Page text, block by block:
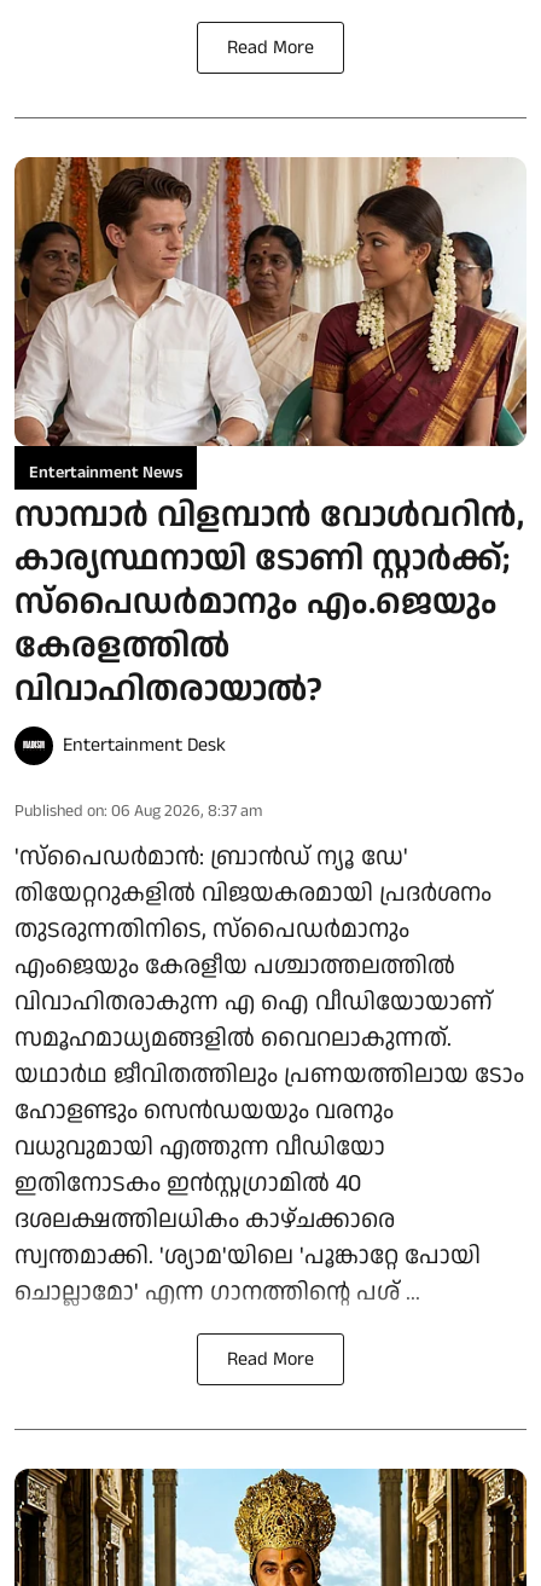
Read More
Entertainment News
സാമ്പാർ വിളമ്പാൻ വോൾവറിൻ,
കാര്യസ്ഥനായി ടോണി സ്റ്റാർക്ക്;
സ്പൈഡർമാനും എം.ജെയും
കേരളത്തിൽ
വിവാഹിതരായാൽ?
Entertainment Desk
Published on: 06 Aug 2026, 8:37 am
'സ്‌പൈഡർമാൻ: ബ്രാൻഡ് ന്യൂ ഡേ'
തിയേറ്ററുകളിൽ വിജയകരമായി പ്രദർശനം
തുടരുന്നതിനിടെ, സ്പൈഡർമാനും
എംജെയും കേരളീയ പശ്ചാത്തലത്തിൽ
വിവാഹിതരാകുന്ന എ ഐ വീഡിയോയാണ്
സമൂഹമാധ്യമങ്ങളിൽ വൈറലാകുന്നത്.
യഥാർഥ ജീവിതത്തിലും പ്രണയത്തിലായ ടോം
ഹോളണ്ടും സെൻഡയയും വരനും
വധുവുമായി എത്തുന്ന വീഡിയോ
ഇതിനോടകം ഇൻസ്റ്റഗ്രാമിൽ 40
ദശലക്ഷത്തിലധികം കാഴ്ചക്കാരെ
സ്വന്തമാക്കി. 'ശ്യാമ'യിലെ 'പൂങ്കാറ്റേ പോയി
ചൊല്ലാമോ' എന്ന ഗാനത്തിന്റെ പശ് ...
Read More